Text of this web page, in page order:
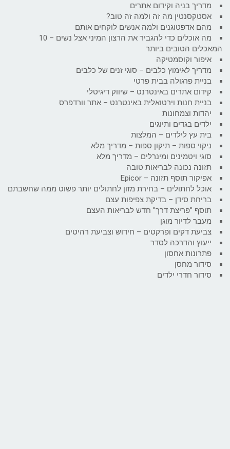
מדריך בניה וקידום אתרים
אסטקסנטין מה זה ולמה זה טוב?
מהם אדפטוגנים ולמה אנשים לוקחים אותם
מה אוכלים כדי להגביר את הרצון המיני אצל נשים – 10
המאכלים הטובים ביותר
איפור וקוסמטיקה
מדריך לאימוץ כלבים – סוגי זנים של כלבים
בניית פרגולה בבית פרטי
קידום אתרים באינטרנט – שיווק דיגיטלי
בניית חנות וירטואלית באינטרנט – אתר וורדפרס
יהדות וצמחונות
ילדים בגדים ותיוגים
בית עץ לילדים – המלצות
ניקוי ספות – תיקון ספות – מדריך מלא
סוגי ויטמינים ומינרלים – מדריך מלא
תזונה נכונה לבריאות טובה
אפיקור תוסף תזונה – Epicor
אוכל לחתולים – בחירת מזון לחתולים יותר פשוט ממה שחשבתם
בריחת סידן – בדיקת צפיפות עצם
תוסף "פריצת דרך" חדש לבריאות העצם
מעבר לדיור מוגן
צביעת דקים ופרקטים – חידוש וצביעת רהיטים
ייעוץ והדרכה לסדר
פתרונות אחסון
סידור מחסן
סידור חדרי ילדים